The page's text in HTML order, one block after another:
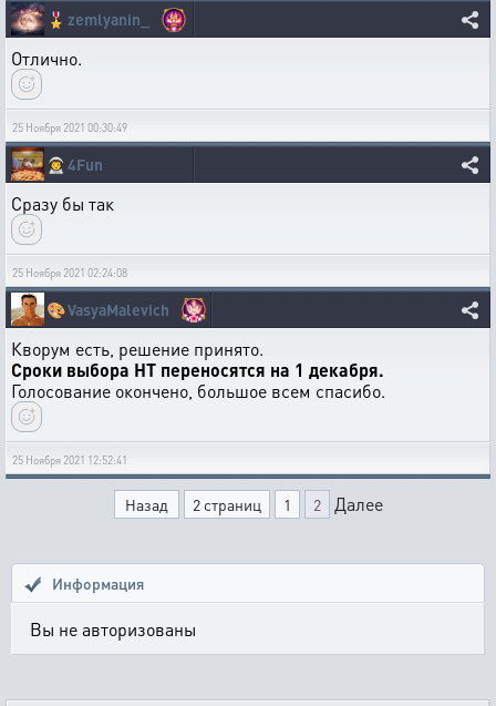
🎖️ zemlyanin_
Отлично.
25 Ноября 2021 00:30:49
👨‍🚀 4Fun
Сразу бы так
25 Ноября 2021 02:24:08
🎨VasyaMalevich
Кворум есть, решение принято.
Сроки выбора НТ переносятся на 1 декабря.
Голосование окончено, большое всем спасибо.
25 Ноября 2021 12:52:41
Назад 2 страниц 1 2 Далее
Информация
Вы не авторизованы